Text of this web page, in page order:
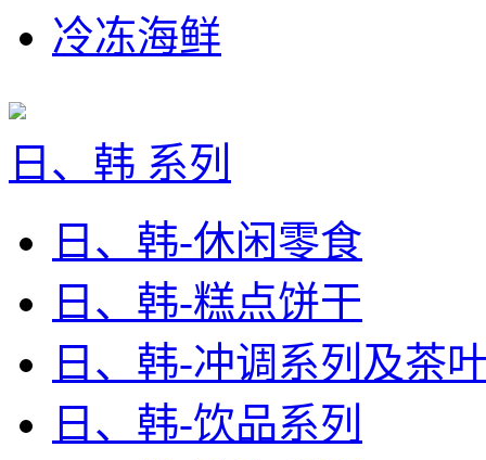
冷冻海鲜
日、韩 系列
日、韩-休闲零食
日、韩-糕点饼干
日、韩-冲调系列及茶
日、韩-饮品系列